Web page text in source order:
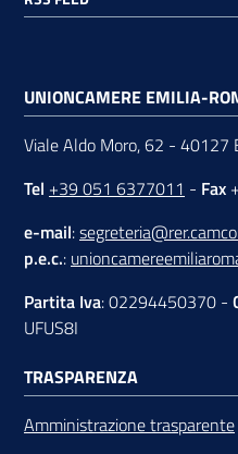
UNIONCAMERE EMILIA-
Viale Aldo Moro, 62 - 40127
Tel +39 051 6377011 - Fax
e-mail:
p.e.c.:
Partita Iva: 02294450370 -
UFUS8I
TRASPARENZA
Amministrazione trasparente